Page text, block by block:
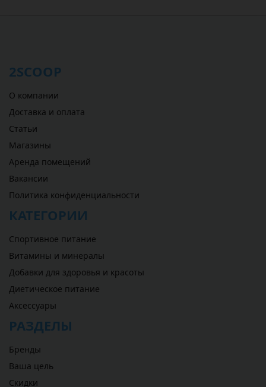
2SCOOP
О компании
Доставка и оплата
Статьи
Магазины
Аренда помещений
Вакансии
Политика конфиденциальности
КАТЕГОРИИ
Спортивное питание
Витамины и минералы
Добавки для здоровья и красоты
Диетическое питание
Аксессуары
РАЗДЕЛЫ
Бренды
Ваша цель
Скидки